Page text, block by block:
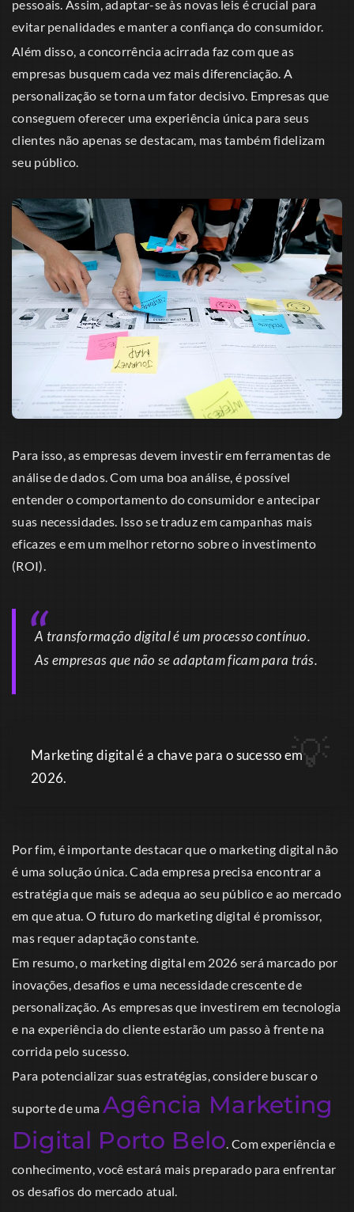
pessoais. Assim, adaptar-se às novas leis é crucial para
evitar penalidades e manter a confiança do consumidor.
Além disso, a concorrência acirrada faz com que as
empresas busquem cada vez mais diferenciação. A
personalização se torna um fator decisivo. Empresas que
conseguem oferecer uma experiência única para seus
clientes não apenas se destacam, mas também fidelizam
seu público.
Para isso, as empresas devem investir em ferramentas de
análise de dados. Com uma boa análise, é possível
entender o comportamento do consumidor e antecipar
suas necessidades. Isso se traduz em campanhas mais
eficazes e em um melhor retorno sobre o investimento
(ROI).
A transformação digital é um processo contínuo.
As empresas que não se adaptam ficam para trás.
Marketing digital é a chave para o sucesso em
2026.
Por fim, é importante destacar que o marketing digital não
é uma solução única. Cada empresa precisa encontrar a
estratégia que mais se adequa ao seu público e ao mercado
em que atua. O futuro do marketing digital é promissor,
mas requer adaptação constante.
Em resumo, o marketing digital em 2026 será marcado por
inovações, desafios e uma necessidade crescente de
personalização. As empresas que investirem em tecnologia
e na experiência do cliente estarão um passo à frente na
corrida pelo sucesso.
Para potencializar suas estratégias, considere buscar o
suporte de uma Agência Marketing
Digital Porto Belo. Com experiência e
conhecimento, você estará mais preparado para enfrentar
os desafios do mercado atual.